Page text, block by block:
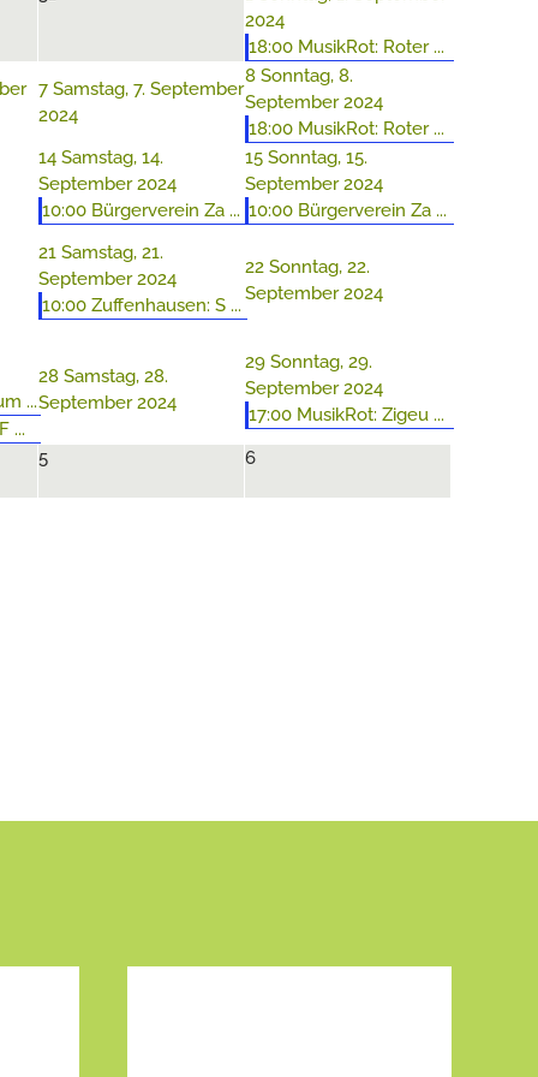
2024
18:00 MusikRot: Roter ...
7 Samstag, 7. September
2024
8 Sonntag, 8.
September 2024
18:00 MusikRot: Roter ...
14 Samstag, 14.
September 2024
10:00 Bürgerverein Za ...
15 Sonntag, 15.
September 2024
10:00 Bürgerverein Za ...
21 Samstag, 21.
September 2024
10:00 Zuffenhausen: S ...
22 Sonntag, 22.
September 2024
...
...
28 Samstag, 28.
September 2024
29 Sonntag, 29.
September 2024
17:00 MusikRot: Zigeu ...
5 6